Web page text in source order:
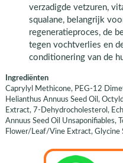
verzadigde vetzuren,
squalane, belangrijk
regeneratieproces, de
tegen vochtverlies en
conditionering van de
Ingrediënten
Caprylyl Methicone, PEG-12
Helianthus Annuus Seed Oil,
Extract, 7-Dehydrocholesterol,
Annuus Seed Oil Unsaponifiables,
Flower/Leaf/Vine Extract, Glycine